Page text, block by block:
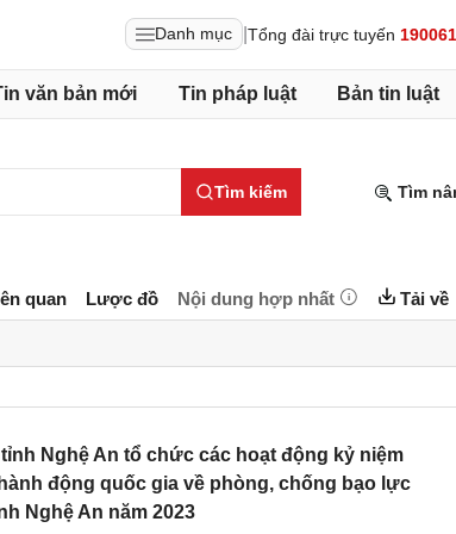
Danh mục Tổng đài trực tuyến
văn bản mới Tin pháp luật Bản tin luật
Tìm kiếm Tìm
quan Lược đồ Nội dung hợp nhất Tải về
Nghệ An tổ chức các hoạt động kỷ niệm
động quốc gia về phòng, chống bạo lực
Nghệ An năm 2023